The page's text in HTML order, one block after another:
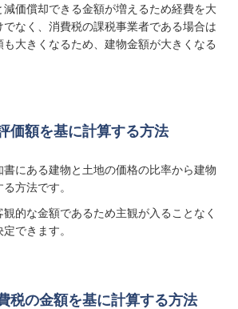
価償却できる金額が増えるため経費を大
でなく、消費税の課税事業者である場合は
大きくなるため、建物金額が大きくなる
価額を基に計算する方法
書にある建物と土地の価格の比率から建物
方法です。
的な金額であるため主観が入ることなく
できます。
税の金額を基に計算する方法